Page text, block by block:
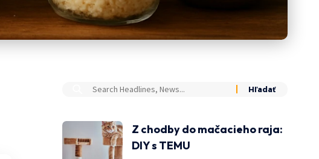
Z chodby do mačacieho raja:
DIY s TEMU